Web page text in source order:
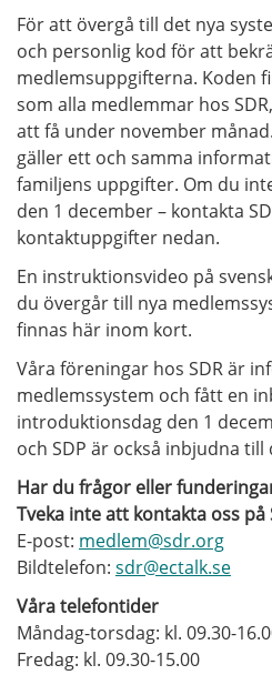
För att övergå till det nya
och personlig kod för att
medlemsuppgifterna. Koden
som alla medlemmar hos
att få under november
gäller ett och samma
familjens uppgifter. Om du
den 1 december – kontakta
kontaktuppgifter nedan.
En instruktionsvideo på
du övergår till nya
finnas här inom kort.
Våra föreningar hos SDR är
medlemssystem och fått en
introduktionsdag den 1
och SDP är också inbjudna till
Har du frågor eller
Tveka inte att kontakta oss på
E-post: medlem@sdr.org
Bildtelefon: sdr@ectalk.se
Våra telefontider
Måndag-torsdag: kl. 09.30-
Fredag: kl. 09.30-15.00